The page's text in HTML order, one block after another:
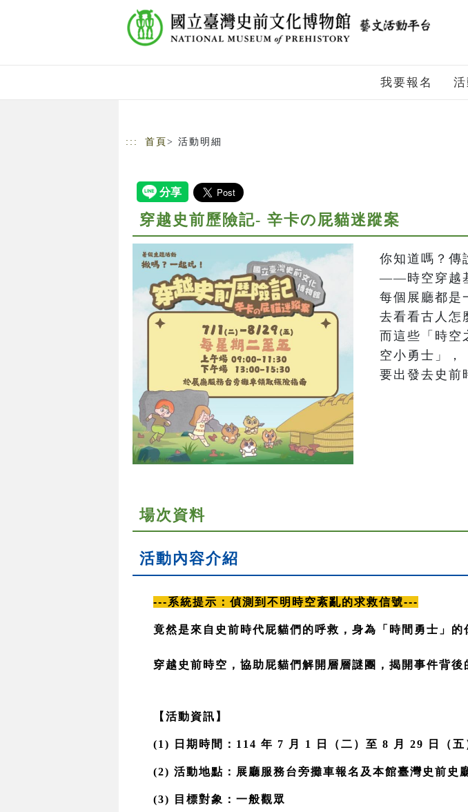
我要報名
::: 首頁 > 活動明細
穿越史前歷險記- 辛卡の屁貓迷蹤案
你知道嗎？傳
——時空穿越
每個展廳都是
去看看古人怎
而這些「時空
空小勇士」，
要出發去史前
場次資料
活動內容介紹
---系統提示：偵測到不明時空紊亂的求救信號---
竟然是來自史前時代屁貓們的呼救，身為「時間勇士」的
穿越史前時空，協助屁貓們解開層層謎團，揭開事件背後
【活動資訊】
(1) 日期時間：114 年 7 月 1 日（二）至 8 月 29 日（
(2) 活動地點：展廳服務台旁攤車報名及本館臺灣史前史
(3) 目標對象：一般觀眾